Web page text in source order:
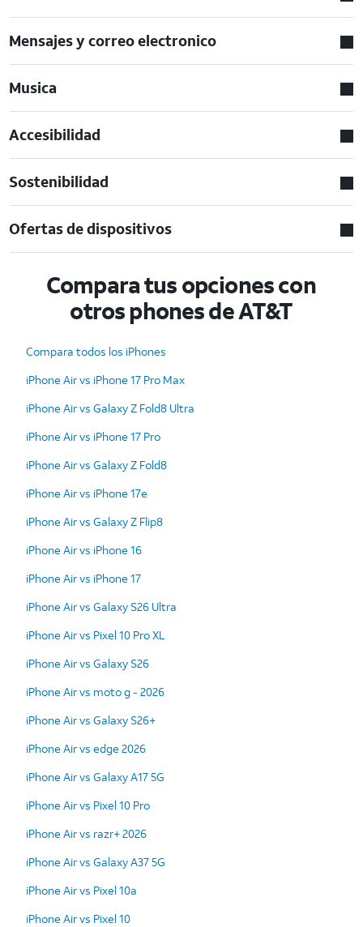
Mensajes y correo electronico
Musica
Accesibilidad
Sostenibilidad
Ofertas de dispositivos
Compara tus opciones con
otros phones de AT&T
Compara todos los iPhones
iPhone Air vs iPhone 17 Pro Max
iPhone Air vs Galaxy Z Fold8 Ultra
iPhone Air vs iPhone 17 Pro
iPhone Air vs Galaxy Z Fold8
iPhone Air vs iPhone 17e
iPhone Air vs Galaxy Z Flip8
iPhone Air vs iPhone 16
iPhone Air vs iPhone 17
iPhone Air vs Galaxy S26 Ultra
iPhone Air vs Pixel 10 Pro XL
iPhone Air vs Galaxy S26
iPhone Air vs moto g - 2026
iPhone Air vs Galaxy S26+
iPhone Air vs edge 2026
iPhone Air vs Galaxy A17 5G
iPhone Air vs Pixel 10 Pro
iPhone Air vs razr+ 2026
iPhone Air vs Galaxy A37 5G
iPhone Air vs Pixel 10a
iPhone Air vs Pixel 10